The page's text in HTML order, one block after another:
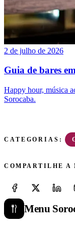
2 de julho de 2026
Guia de bares
Happy hour, música
Sorocaba.
CATEGORIAS:
COMPARTILHE A
Menu